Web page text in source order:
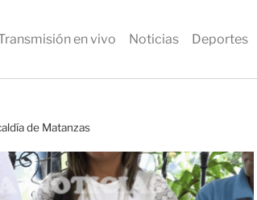
en vivo Noticias Deportes
de Matanzas